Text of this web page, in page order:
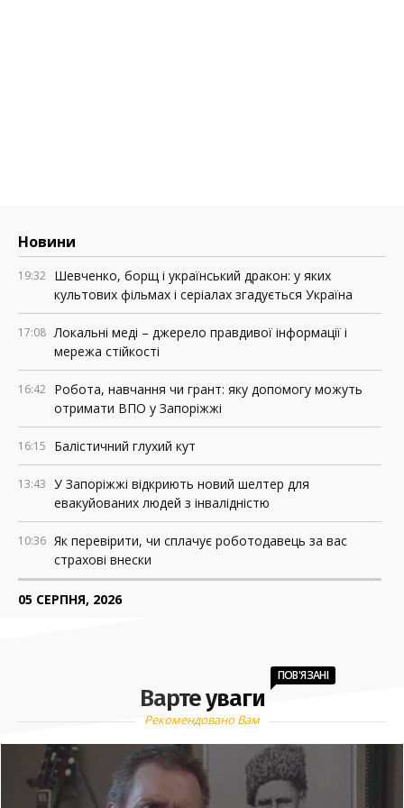
Новини
19:32 Шевченко, борщ і український дракон: у яких
культових фільмах і серіалах згадується Україна
17:08 Локальні меді – джерело правдивої інформації і
мережа стійкості
16:42 Робота, навчання чи грант: яку допомогу можуть
отримати ВПО у Запоріжжі
16:15 Балістичний глухий кут
13:43 У Запоріжжі відкриють новий шелтер для
евакуйованих людей з інвалідністю
10:36 Як перевірити, чи сплачує роботодавець за вас
страхові внески
05 СЕРПНЯ, 2026
У Запоріжжі оголошуватимуть евакуацію з окремих
локацій, якщо буде загроза удару
15:47 НБУ зобов’язав «Укрпошту» друкувати дані клієнтів
на чеках. У компанії кажуть, що це порушує
приватність
Варте уваги
ПОВ'ЯЗАНІ
Рекомендовано Вам